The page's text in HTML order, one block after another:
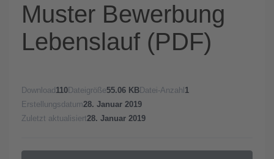
Muster Bewerbung
Lebenslauf (PDF)
Download 110 Dateigröße55.06 KB Datei-Anzahl 1
Erstellungsdatum28. Januar 2019
Zuletzt aktualisiert28. Januar 2019